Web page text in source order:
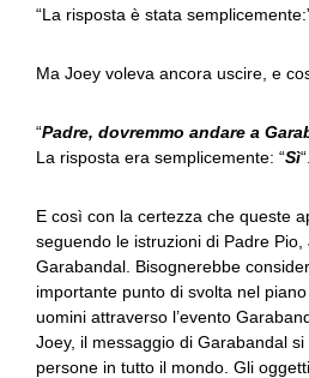
“La risposta è stata
Ma Joey voleva ancora uscire, e
“Padre, dovremmo andare a
La risposta era semplicemente: “Sì“.
E così con la certezza che queste
seguendo le istruzioni di Padre
Garabandal. Bisognerebbe
importante punto di svolta nel
uomini attraverso l’evento
Joey, il messaggio di Garabandal
persone in tutto il mondo. Gli